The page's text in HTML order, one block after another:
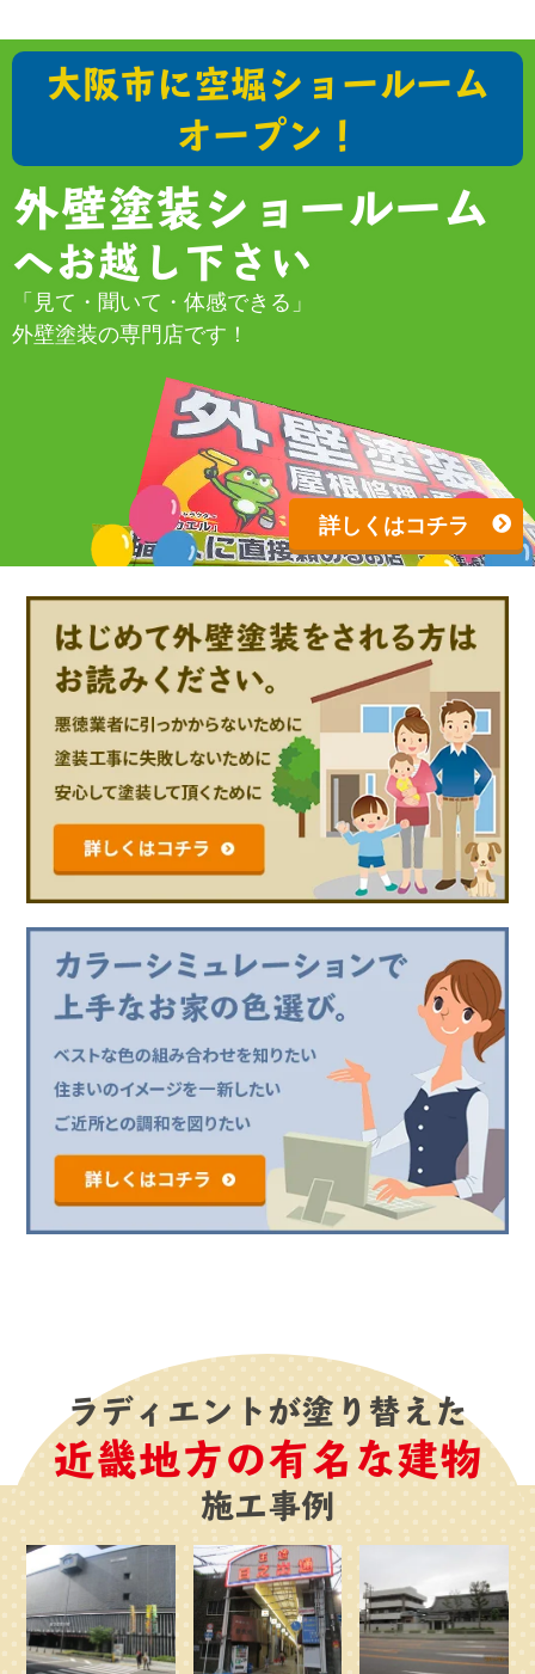
大阪市に空堀ショールーム
オープン！
外壁塗装ショールーム
へお越し下さい
「見て・聞いて・体感できる」
外壁塗装の専門店です！
詳しくはコチラ
ラディエントが塗り替えた
近畿地方の有名な建物
施工事例